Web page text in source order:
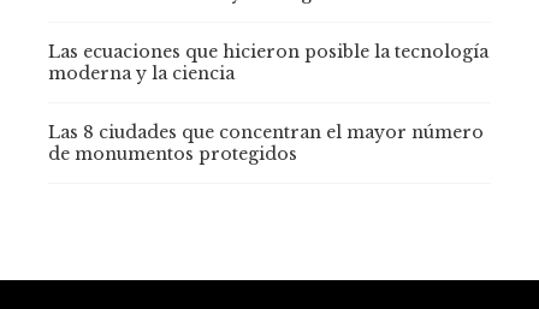
Las ecuaciones que hicieron posible la tecnología
moderna y la ciencia
Las 8 ciudades que concentran el mayor número
de monumentos protegidos